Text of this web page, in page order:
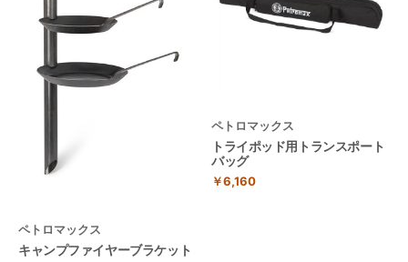
ペトロマックス
キャンプファイヤーブラケット
ペトロマックス
トライポッド用トランスポート
バッグ
￥6,160